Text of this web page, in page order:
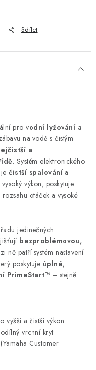
Sdílet
pro vodní lyžování a
na vodě s čistým
a
. Systém elektronického
čistší spalování a
výkon, poskytuje
otáček a vysoké
jedinečných
bezproblémovou,
ně patří systém nastavení
poskytuje úplné,
PrimeStart™ – stejně
vyšší a čistší výkon
vrchní kryt
Customer